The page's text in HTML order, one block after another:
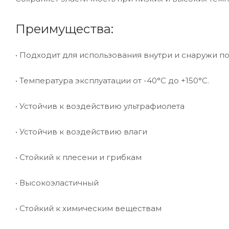
Преимущества:
• Подходит для использования внутри и снаружи
• Температура эксплуатации от -40°С до +150°С.
• Устойчив к воздействию ультрафиолета
• Устойчив к воздействию влаги
• Стойкий к плесени и грибкам
• Высокоэластичный
• Стойкий к химическим веществам